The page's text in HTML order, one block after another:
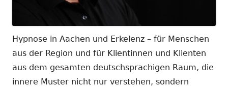
Hypnose in Aachen und Erkelenz – für Menschen
aus der Region und für Klientinnen und Klienten
aus dem gesamten deutschsprachigen Raum, die
innere Muster nicht nur verstehen, sondern